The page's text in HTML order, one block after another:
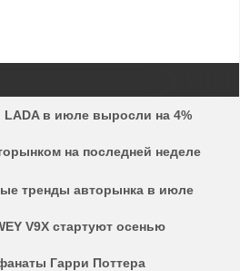
в июле выросли на 4%
на последней неделе
тренды авторынка в июле
V9X стартуют осенью
Гарри Поттера